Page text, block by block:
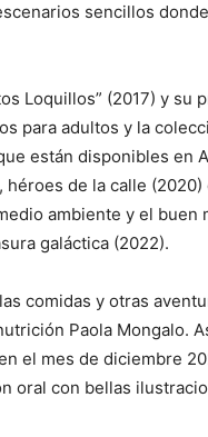
sencillos
Loquillos” (2017) y su
para adultos y la
están disponibles en
de la calle
ambiente y el buen
galáctica (2022).
comidas y otras
Paola Mongalo.
el mes de diciembre
oral con bellas